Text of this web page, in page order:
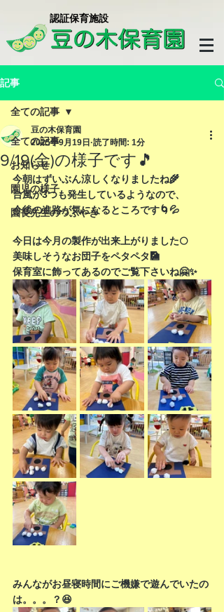
​認証保育施設
記事
全ての記事
お知らせ
園児の様子
園長先生のつぶやき
全ての記事
9/19(金)の様子です🎵
豆の木保育園
2025年9月19日 読了時間: 1分
今朝はずいぶん涼しくなりましたね🌾
台風が3つも発生しているようなので、
今後の進路が気になるところです🌀💦
今日は今月の製作が出来上がりました🌕
美味しそうなお団子をペタペタ🎑
保育室に飾ってあるのでご覧下さいね🤗✨
みんながお昼寝時間にご機嫌で遊んでいたの
は。。。？😆